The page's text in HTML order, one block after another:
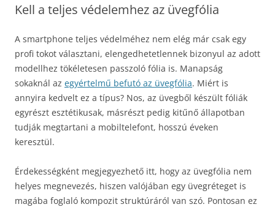
Kell a teljes védelemhez az üvegfólia
A smartphone teljes védelméhez nem elég már csak egy
profi tokot választani, elengedhetetlennek bizonyul az adott
modellhez tökéletesen passzoló fólia is. Manapság
sokaknál az egyértelmű befutó az üvegfólia. Miért is
annyira kedvelt ez a típus? Nos, az üvegből készült fóliák
egyrészt esztétikusak, másrészt pedig kitűnő állapotban
tudják megtartani a mobiltelefont, hosszú éveken
keresztül.
Érdekességként megjegyezhető itt, hogy az üvegfólia nem
helyes megnevezés, hiszen valójában egy üvegréteget is
magába foglaló kompozit struktúráról van szó. Pontosan ez